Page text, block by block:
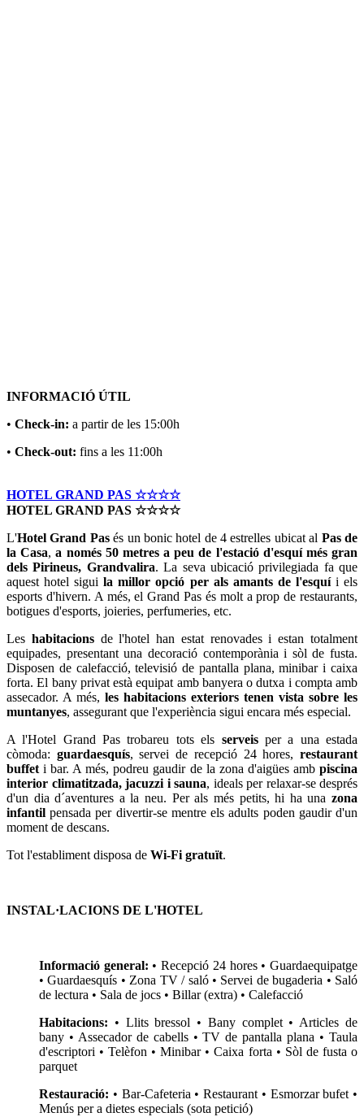
INFORMACIÓ ÚTIL
• Check-in: a partir de les 15:00h
• Check-out: fins a les 11:00h
HOTEL GRAND PAS ☆☆☆☆
HOTEL GRAND PAS ☆☆☆☆
L'Hotel Grand Pasés un bonic hotel de 4 estrelles ubicat al Pas de
la Casa,a només 50 metres a peu de l'estació d'esquí més gran
dels Pirineus, Grandvalira. La seva ubicació privilegiada fa que
aquest hotel siguila millor opció per als amants de l'esquíi els
esports d'hivern. A més, el Grand Pas és molt a prop de restaurants,
botigues d'esports, joieries, perfumeries, etc.
Les habitacionsde l'hotel han estat renovades i estan totalment
equipades, presentant una decoració contemporània i sòl de fusta.
Disposen de calefacció, televisió de pantalla plana, minibar i caixa
forta. El bany privat està equipat amb banyera o dutxa i compta amb
assecador. A més, les habitacions exteriors tenen vista sobre les
muntanyes, assegurant que l'experiència sigui encara més especial.
A l'Hotel Grand Pas trobareu tots els serveisper a una estada
còmoda: guardaesquís, servei de recepció 24 hores,restaurant
buffeti bar. A més, podreu gaudir de la zona d'aigües amb piscina
interior climatitzada, jacuzzi i sauna, ideals per relaxar-se després
d'un dia d´aventures a la neu. Per als més petits, hi ha una zona
infantil pensada per divertir-se mentre els adults poden gaudir d'un
moment de descans.
Tot l'establiment disposa de Wi-Fi gratuït.
INSTAL·LACIONS DE L'HOTEL
Informació general: • Recepció 24 hores • Guardaequipatge
• Guardaesquís • Zona TV / saló • Servei de bugaderia • Saló
de lectura • Sala de jocs • Billar (extra) • Calefacció
Habitacions: • Llits bressol • Bany complet • Articles de
bany • Assecador de cabells • TV de pantalla plana • Taula
d'escriptori • Telèfon • Minibar • Caixa forta • Sòl de fusta o
parquet
Restauració: • Bar-Cafeteria • Restaurant • Esmorzar bufet •
Menús per a dietes especials (sota petició)